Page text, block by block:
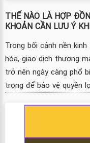
THẾ NÀO LÀ HỢP
KHOẢN CẦN LƯU Ý
Trong bối cảnh nền
hóa, giao dịch thương
trở nên ngày càng phổ
trọng để bảo vệ quyền